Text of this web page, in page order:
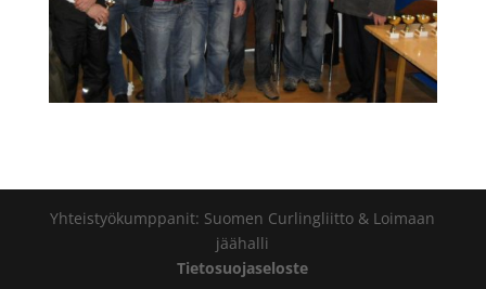
Yhteistyökumppanit: Suomen Curlingliitto & Loimaan
jäähalli
Tietosuojaseloste